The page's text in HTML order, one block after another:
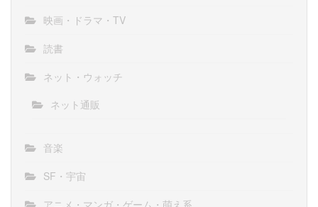
映画・ドラマ・TV
読書
ネット・ウォッチ
ネット通販
音楽
SF・宇宙